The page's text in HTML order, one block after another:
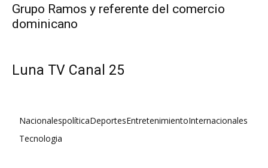
Grupo Ramos y referente del comercio
dominicano
Luna TV Canal 25
NacionalespolíticaDeportesEntretenimientoInternacionales
Tecnologia